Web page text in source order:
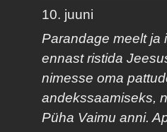
10. juuni
Parandage meelt ja
ennast ristida
nimesse oma
andekssaamiseks,
Püha Vaimu anni.